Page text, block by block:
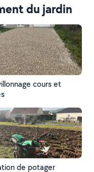
du jardin
cours et
de potager